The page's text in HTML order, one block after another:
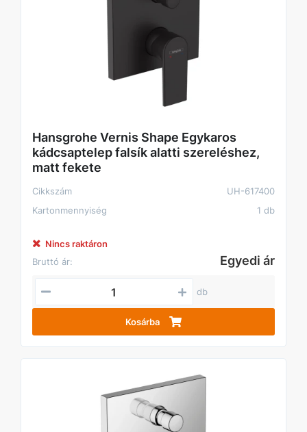
Hansgrohe Vernis Shape Egykaros
kádcsaptelep falsík alatti szereléshez,
matt fekete
Cikkszám
UH-617400
Kartonmennyiség
1 db
Nincs raktáron
Bruttó ár:
Egyedi ár
db
Kosárba